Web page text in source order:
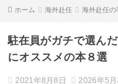
ホーム 海外赴任 海外赴任の
駐在員がガチで選ん
にオススメの本８選
2021年8月8日 2026年5月